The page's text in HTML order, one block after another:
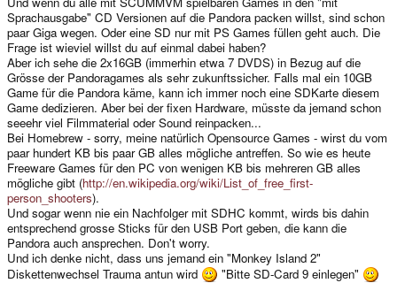
Sprachausgabe" CD Versionen auf die Pandora packen willst, sind schon
paar Giga wegen. Oder eine SD nur mit PS Games füllen geht auch. Die
Frage ist wieviel willst du auf einmal dabei haben?
Aber ich sehe die 2x16GB (immerhin etwa 7 DVDS) in Bezug auf die
Grösse der Pandoragames als sehr zukunftssicher. Falls mal ein 10GB
Game für die Pandora käme, kann ich immer noch eine SDKarte diesem
Game dedizieren. Aber bei der fixen Hardware, müsste da jemand schon
seeehr viel Filmmaterial oder Sound reinpacken...
Bei Homebrew - sorry, meine natürlich Opensource Games - wirst du vom
paar hundert KB bis paar GB alles mögliche antreffen. So wie es heute
Freeware Games für den PC von wenigen KB bis mehreren GB alles
mögliche gibt (http://en.wikipedia.org/wiki/List_of_free_first-
person_shooters).
Und sogar wenn nie ein Nachfolger mit SDHC kommt, wirds bis dahin
entsprechend grosse Sticks für den USB Port geben, die kann die
Pandora auch ansprechen. Don't worry.
Und ich denke nicht, dass uns jemand ein "Monkey Island 2"
Diskettenwechsel Trauma antun wird
"Bitte SD-Card 9 einlegen"